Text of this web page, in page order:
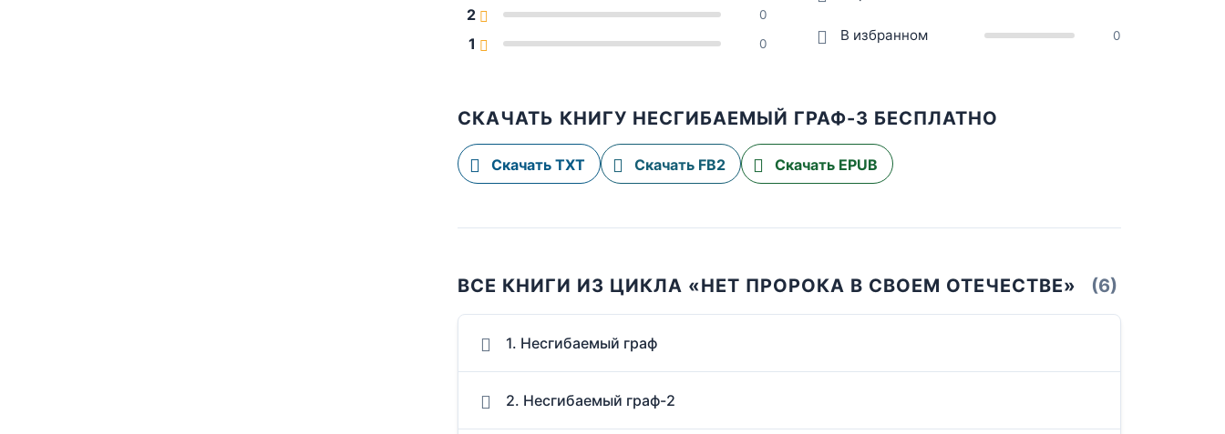
2 0
1 0 В избранном 0
СКАЧАТЬ КНИГУ НЕСГИБАЕМЫЙ ГРАФ-3 БЕСПЛАТНО
Скачать TXT Скачать FB2 Скачать EPUB
ВСЕ КНИГИ ИЗ ЦИКЛА «НЕТ ПРОРОКА В СВОЕМ ОТЕЧЕСТВЕ» (6)
1. Несгибаемый граф
2. Несгибаемый граф-2